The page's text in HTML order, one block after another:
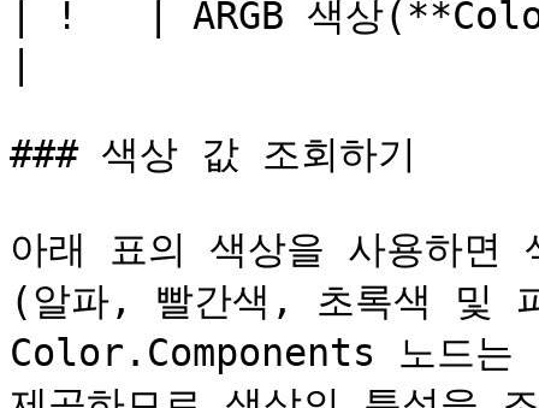
| !   | ARGB 색상
### 색상 값 조회하기
아래 표의 색상을 사용하면
(알파, 빨간색, 초록색 및
Color.Components 노드는